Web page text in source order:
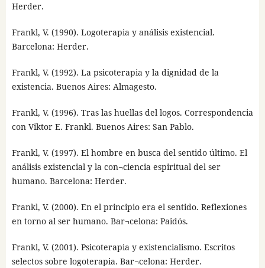
Herder.
Frankl, V. (1990). Logoterapia y análisis existencial.
Barcelona: Herder.
Frankl, V. (1992). La psicoterapia y la dignidad de la
existencia. Buenos Aires: Almagesto.
Frankl, V. (1996). Tras las huellas del logos. Correspondencia
con Viktor E. Frankl. Buenos Aires: San Pablo.
Frankl, V. (1997). El hombre en busca del sentido último. El
análisis existencial y la con¬ciencia espiritual del ser
humano. Barcelona: Herder.
Frankl, V. (2000). En el principio era el sentido. Reflexiones
en torno al ser humano. Bar¬celona: Paidós.
Frankl, V. (2001). Psicoterapia y existencialismo. Escritos
selectos sobre logoterapia. Bar¬celona: Herder.